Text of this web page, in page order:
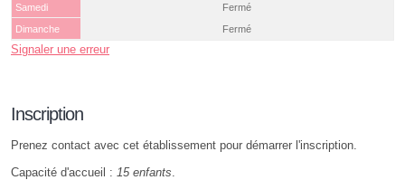
Samedi
Fermé
Dimanche
Fermé
Signaler une erreur
Inscription
Prenez contact avec cet établissement pour démarrer l'inscription.
Capacité d'accueil : 15 enfants